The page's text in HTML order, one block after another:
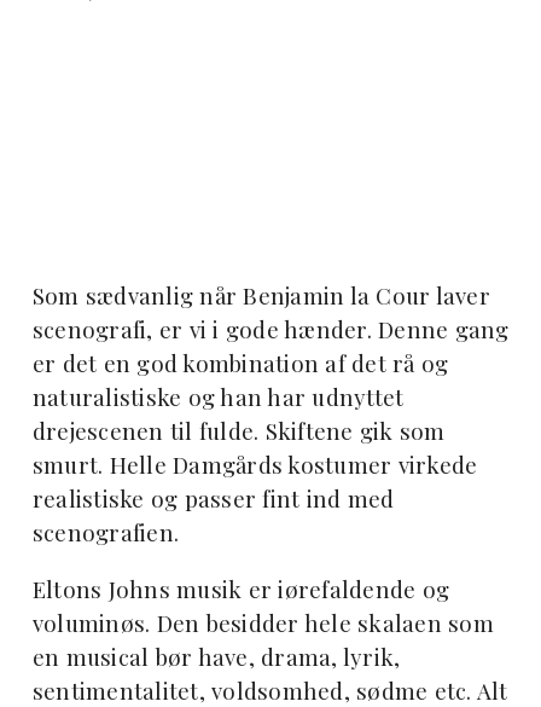
Som sædvanlig når Benjamin la Cour laver
scenografi, er vi i gode hænder. Denne gang
er det en god kombination af det rå og
naturalistiske og han har udnyttet
drejescenen til fulde. Skiftene gik som
smurt. Helle Damgårds kostumer virkede
realistiske og passer fint ind med
scenografien.
Eltons Johns musik er iørefaldende og
voluminøs. Den besidder hele skalaen som
en musical bør have, drama, lyrik,
sentimentalitet, voldsomhed, sødme etc. Alt